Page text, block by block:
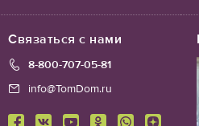
Связаться с нами
8-800-707-05-81
info@TomDom.ru